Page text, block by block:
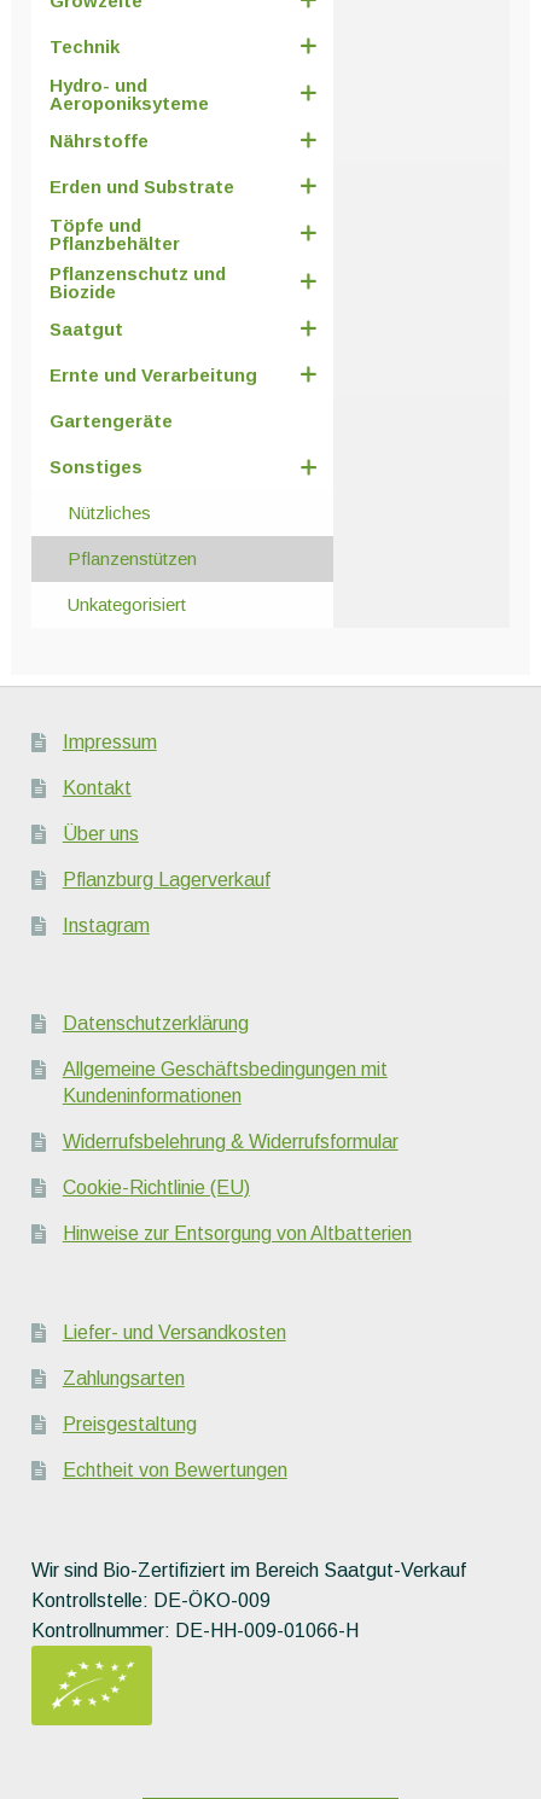
Technik
Hydro- und
Aeroponiksyteme
Nährstoffe
Erden und Substrate
Töpfe und
Pflanzbehälter
Pflanzenschutz und
Biozide
Saatgut
Ernte und Verarbeitung
Gartengeräte
Sonstiges
Nützliches
Pflanzenstützen
Unkategorisiert
Impressum
Kontakt
Über uns
Pflanzburg Lagerverkauf
Instagram
Datenschutzerklärung
Allgemeine Geschäftsbedingungen mit
Kundeninformationen
Widerrufsbelehrung & Widerrufsformular
Cookie-Richtlinie (EU)
Hinweise zur Entsorgung von Altbatterien
Liefer- und Versandkosten
Zahlungsarten
Preisgestaltung
Echtheit von Bewertungen
Wir sind Bio-Zertifiziert im Bereich Saatgut-Verkauf
Kontrollstelle: DE-ÖKO-009
Kontrollnummer: DE-HH-009-01066-H